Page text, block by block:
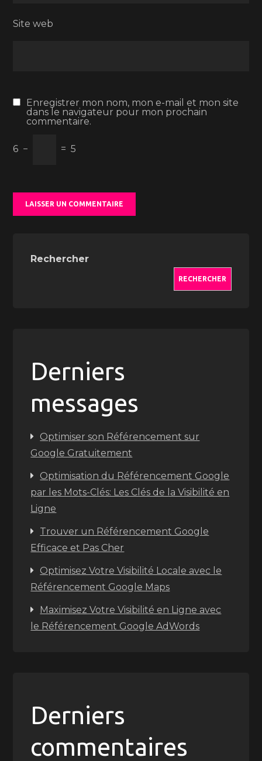
Site web
Enregistrer mon nom, mon e-mail et mon site
dans le navigateur pour mon prochain
commentaire.
6 − = 5
Rechercher
RECHERCHER
Derniers
messages
Optimiser son Référencement sur
Google Gratuitement
Optimisation du Référencement Google
par les Mots-Clés: Les Clés de la Visibilité en
Ligne
Trouver un Référencement Google
Efficace et Pas Cher
Optimisez Votre Visibilité Locale avec le
Référencement Google Maps
Maximisez Votre Visibilité en Ligne avec
le Référencement Google AdWords
Derniers
commentaires